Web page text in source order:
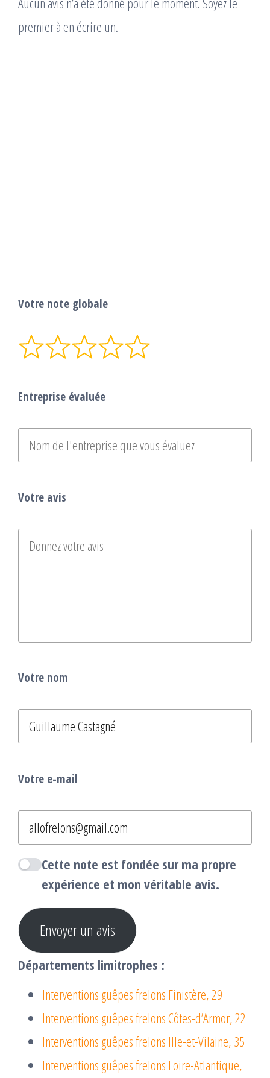
premier à en écrire un.
Votre note globale
Entreprise évaluée
Votre avis
Votre nom
Votre e-mail
Cette note est fondée sur ma propre
expérience et mon véritable avis.
Envoyer un avis
Départements limitrophes :
Interventions guêpes frelons Finistère, 29
Interventions guêpes frelons Côtes-d’Armor, 22
Interventions guêpes frelons Ille-et-Vilaine, 35
Interventions guêpes frelons Loire-Atlantique,